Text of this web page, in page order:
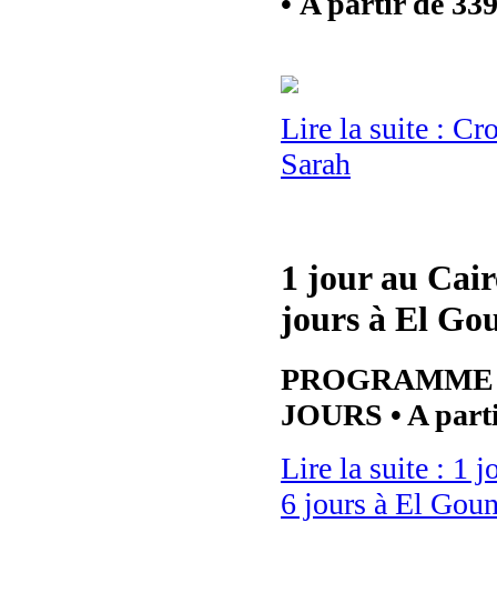
Lire la suite :
Sarah
1 jour au
jours à El
JOURS • A
Lire la suite : 1
6 jours à El